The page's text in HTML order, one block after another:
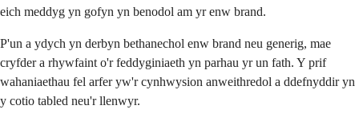
eich meddyg yn gofyn yn benodol am yr enw brand.
P'un a ydych yn derbyn bethanechol enw brand neu generig, mae
cryfder a ​​rhywfaint o'r feddyginiaeth yn parhau yr un fath. Y prif
wahaniaethau fel arfer yw'r cynhwysion anweithredol a ddefnyddir yn
y cotio tabled neu'r llenwyr.